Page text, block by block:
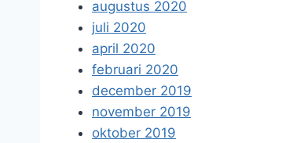
augustus 2020
juli 2020
april 2020
februari 2020
december 2019
november 2019
oktober 2019